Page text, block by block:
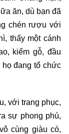
ăn, dù bạn đã
chén rượu với
thấy một cánh
kiếm gỗ, đầu
đang tổ chức
với trang phục,
sự phong phú,
cùng giàu có,